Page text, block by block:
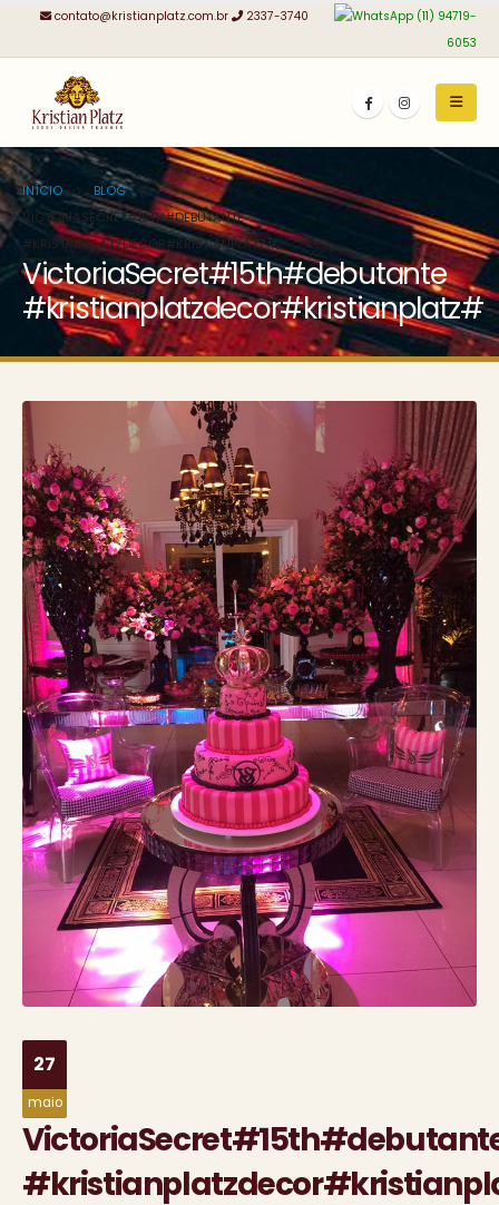
contato@kristianplatz.com.br 2337-3740
(11) 94719-
6053
INÍCIO
BLOG
VICTORIASECRET#15TH#DEBUTANTE
#KRISTIANPLATZDECOR#KRISTIANPLATZ#
VictoriaSecret#15th#debutante
#kristianplatzdecor#kristianplatz#
27
maio